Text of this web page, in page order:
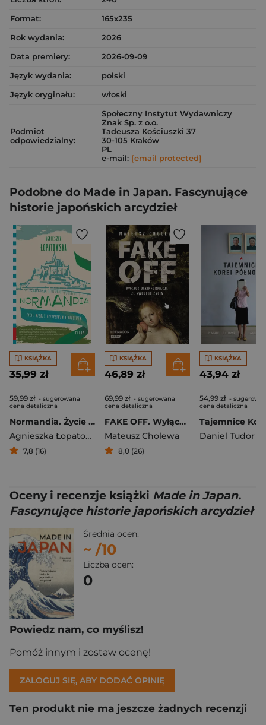
Format:
165x235
Rok wydania:
2026
Data premiery:
2026-09-09
Język wydania:
polski
Język oryginału:
włoski
Podmiot
odpowiedzialny:
Społeczny Instytut Wydawniczy
Znak Sp. z o.o.
Tadeusza Kościuszki 37
30-105 Kraków
PL
e-mail: [email protected]
Podobne do Made in Japan. Fascynujące
historie japońskich arcydzieł
KSIĄŻKA
35,99 zł
59,99 zł - sugerowana
cena detaliczna
Normandia. Życie między przypływem a odpływem
Agnieszka Łopatowska
7,8 (16)
KSIĄŻKA
46,89 zł
69,99 zł - sugerowana
cena detaliczna
FAKE OFF. Wyłącz dezinformację ze swojego życia
Mateusz Cholewa
8,0 (26)
KSIĄŻKA
43,94 zł
54,99 zł -
cena detaliczna
Daniel Tudor
Oceny i recenzje książki Made in Japan.
Fascynujące historie japońskich arcydzieł
Średnia ocen:
~ /10
Liczba ocen:
0
Powiedz nam, co myślisz!
Pomóż innym i zostaw ocenę!
ZALOGUJ SIĘ, ABY DODAĆ OPINIĘ
Ten produkt nie ma jeszcze żadnych recenzji